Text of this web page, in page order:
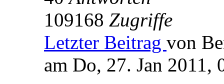
109168 Zugriffe
Letzter Beitrag von
am Do, 27. Jan 2011,